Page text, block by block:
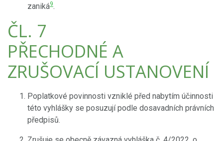
zaniká9.
ČL. 7
PŘECHODNÉ A
ZRUŠOVACÍ USTANOVENÍ
Poplatkové povinnosti vzniklé před nabytím účinnosti
této vyhlášky se posuzují podle dosavadních právních
předpisů.